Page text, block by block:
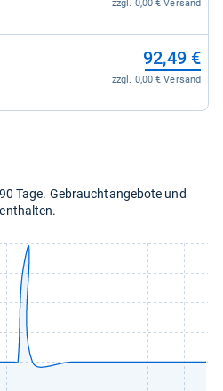
zzgl. 0,00 € Versand
92,49 €
zzgl. 0,00 € Versand
Tage. Gebrauchtangebote und